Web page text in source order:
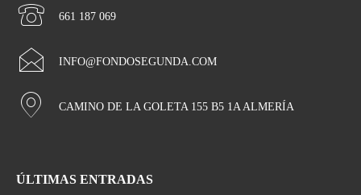
661 187 069
INFO@FONDOSEGUNDA.COM
CAMINO DE LA GOLETA 155 B5 1A ALMERÍA
ÚLTIMAS ENTRADAS